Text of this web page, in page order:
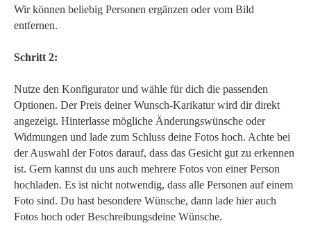
Wir können beliebig Personen ergänzen oder vom Bild
entfernen.
Schritt 2:
Nutze den Konfigurator und wähle für dich die passenden
Optionen. Der Preis deiner Wunsch-Karikatur wird dir direkt
angezeigt. Hinterlasse mögliche Änderungswünsche oder
Widmungen und lade zum Schluss deine Fotos hoch. Achte bei
der Auswahl der Fotos darauf, dass das Gesicht gut zu erkennen
ist. Gern kannst du uns auch mehrere Fotos von einer Person
hochladen. Es ist nicht notwendig, dass alle Personen auf einem
Foto sind. Du hast besondere Wünsche, dann lade hier auch
Fotos hoch oder Beschreibungsdeine Wünsche.